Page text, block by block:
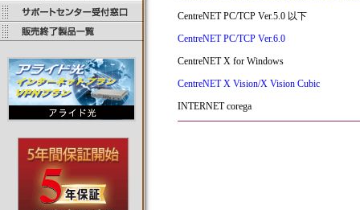
CentreNET PC/TCP Ver.5.0 以下
CentreNET PC/TCP Ver.6.0
CentreNET X for Windows
CentreNET X Vision/X Vision Cubic
INTERNET corega